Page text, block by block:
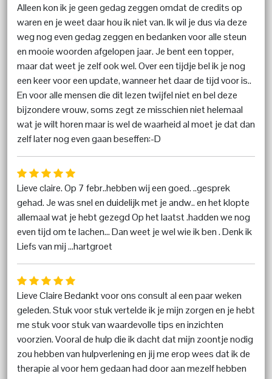
Alleen kon ik je geen gedag zeggen omdat de credits op
waren en je weet daar hou ik niet van. Ik wil je dus via deze
weg nog even gedag zeggen en bedanken voor alle steun
en mooie woorden afgelopen jaar. Je bent een topper,
maar dat weet je zelf ook wel. Over een tijdje bel ik je nog
een keer voor een update, wanneer het daar de tijd voor is..
En voor alle mensen die dit lezen twijfel niet en bel deze
bijzondere vrouw, soms zegt ze misschien niet helemaal
wat je wilt horen maar is wel de waarheid al moet je dat dan
zelf later nog even gaan beseffen:-D
Lieve claire. Op 7 febr..hebben wij een goed. ..gesprek
gehad. Je was snel en duidelijk met je andw.. en het klopte
allemaal wat je hebt gezegd Op het laatst .hadden we nog
even tijd om te lachen... Dan weet je wel wie ik ben . Denk ik
Liefs van mij ...hartgroet
Lieve Claire Bedankt voor ons consult al een paar weken
geleden. Stuk voor stuk vertelde ik je mijn zorgen en je hebt
me stuk voor stuk van waardevolle tips en inzichten
voorzien. Vooral de hulp die ik dacht dat mijn zoontje nodig
zou hebben van hulpverlening en jij me erop wees dat ik de
therapie al voor hem gedaan had door aan mezelf hebben